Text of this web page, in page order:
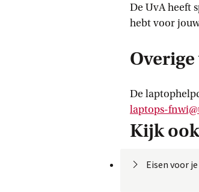
De UvA heeft
hebt voor
De
laptops-
Kijk
Eisen voor je